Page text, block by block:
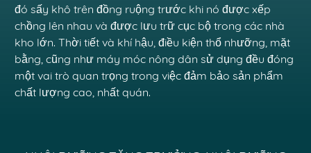
đó sấy khô trên đồng ruộng trước khi nó được xếp
chồng lên nhau và được lưu trữ cục bộ trong các nhà
kho lớn. Thời tiết và khí hậu, điều kiện thổ nhưỡng, mặt
bằng, cũng như máy móc nông dân sử dụng đều đóng
một vai trò quan trọng trong việc đảm bảo sản phẩm
chất lượng cao, nhất quán.